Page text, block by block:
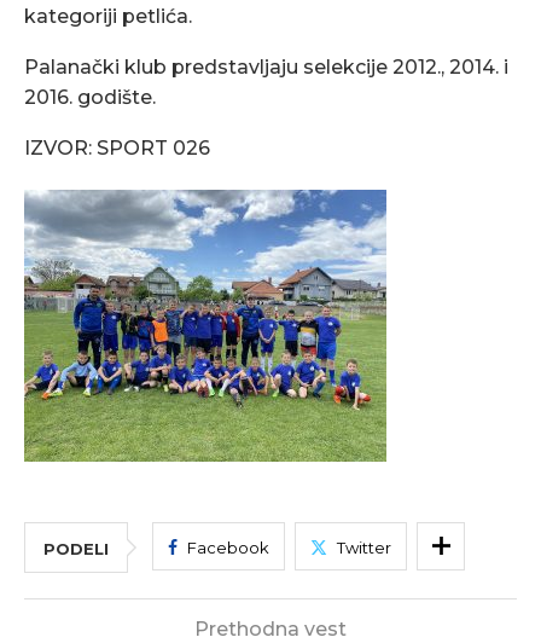
kategoriji petlića.
Palanački klub predstavljaju selekcije 2012., 2014. i
2016. godište.
IZVOR: SPORT 026
PODELI Facebook Twitter
Prethodna vest